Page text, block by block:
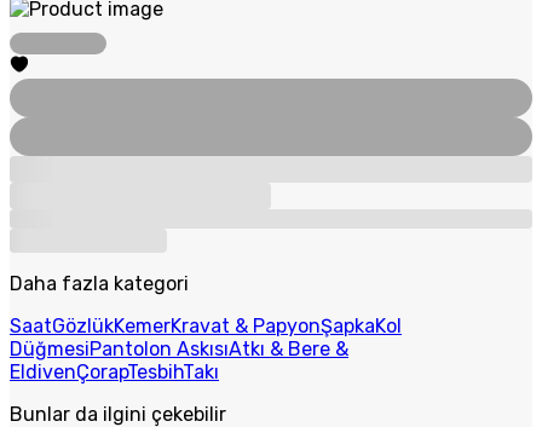
Daha fazla kategori
SaatGözlükKemerKravat & PapyonŞapkaKol
DüğmesiPantolon AskısıAtkı & Bere &
EldivenÇorapTesbihTakı
Bunlar da ilgini çekebilir